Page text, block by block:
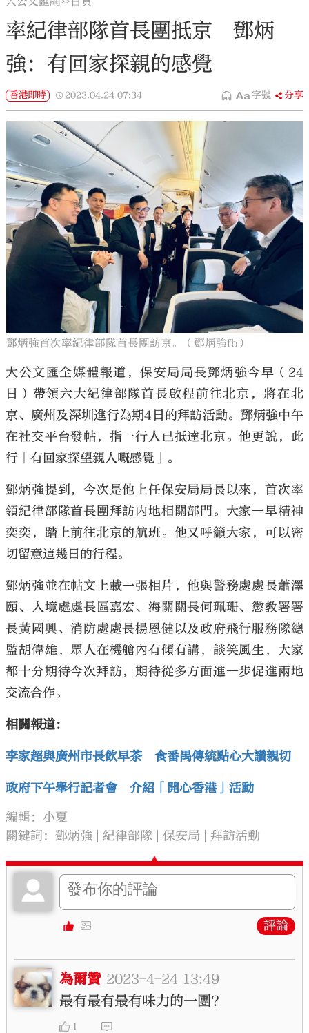
率紀律部隊首長團抵京 鄧炳
強：有回家探親的感覺
香港即時 2023.04.24 07:34 字號 分享
鄧炳強首次率紀律部隊首長團訪京。（鄧炳強fb）
大公文匯全媒體報道，保安局局長鄧炳強今早（24
日）帶領六大紀律部隊首長啟程前往北京，將在北
京、廣州及深圳進行為期4日的拜訪活動。鄧炳強中午
在社交平台發帖，指一行人已抵達北京。他更說，此
行「有回家探望親人嘅感覺」。
鄧炳強提到，今次是他上任保安局局長以來，首次率
領紀律部隊首長團拜訪内地相關部門。大家一早精神
奕奕，踏上前往北京的航班。他又呼籲大家，可以密
切留意這幾日的行程。
鄧炳強並在帖文上載一張相片，他與警務處處長蕭澤
頤、入境處處長區嘉宏、海關關長何珮珊、懲教署署
長黃國興、消防處處長楊恩健以及政府飛行服務隊總
監胡偉雄，眾人在機艙內有傾有講，談笑風生，大家
都十分期待今次拜訪，期待從多方面進一步促進兩地
交流合作。
相關報道：
李家超與廣州市長飲早茶 食番禺傳統點心大讚親切
政府下午舉行記者會 介紹「開心香港」活動
編輯：小夏
關鍵詞：鄧炳強 紀律部隊 保安局 拜訪活動
評論
為爾贊 2023-4-24 13:49
最有最有最有味力的一團?
1